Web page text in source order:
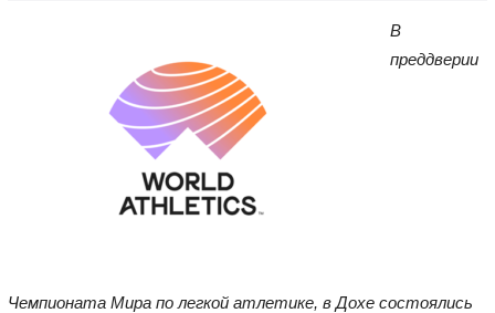
В
преддверии
Чемпионата Мира по легкой атлетике, в Дохе состоялись